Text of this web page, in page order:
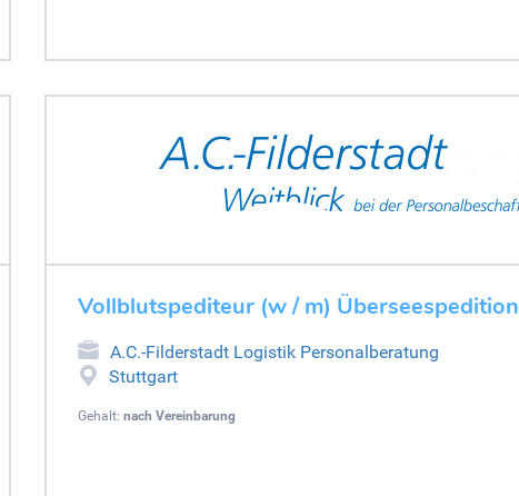
Vollblutspediteur (w / m) Überseespedition
A.C.-Filderstadt Logistik Personalberatung
Stuttgart
Gehalt: nach Vereinbarung